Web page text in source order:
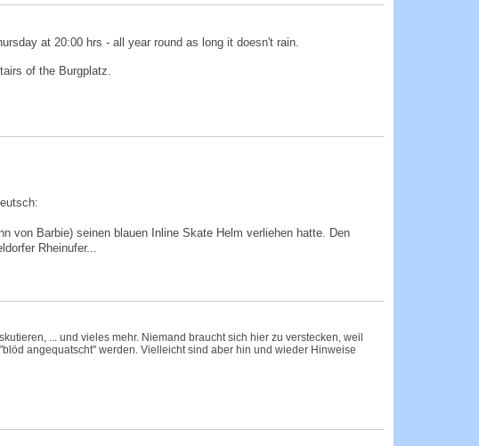
at 20:00 hrs - all year round as long it doesn't rain.
of the Burgplatz.
von Barbie) seinen blauen Inline Skate Helm verliehen hatte. Den
Rheinufer...
... und vieles mehr. Niemand braucht sich hier zu verstecken, weil
angequatscht" werden. Vielleicht sind aber hin und wieder Hinweise